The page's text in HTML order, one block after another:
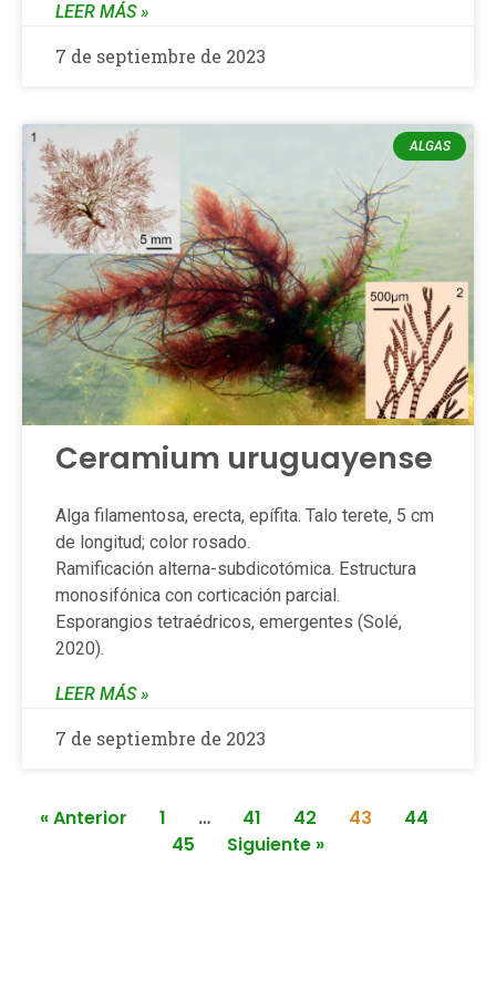
LEER MÁS »
7 de septiembre de 2023
ALGAS
Ceramium uruguayense
Alga filamentosa, erecta, epífita. Talo terete, 5 cm
de longitud; color rosado.
Ramificación alterna-subdicotómica. Estructura
monosifónica con corticación parcial.
Esporangios tetraédricos, emergentes (Solé,
2020).
LEER MÁS »
7 de septiembre de 2023
« Anterior 1 … 41 42 43
44
45
Siguiente »